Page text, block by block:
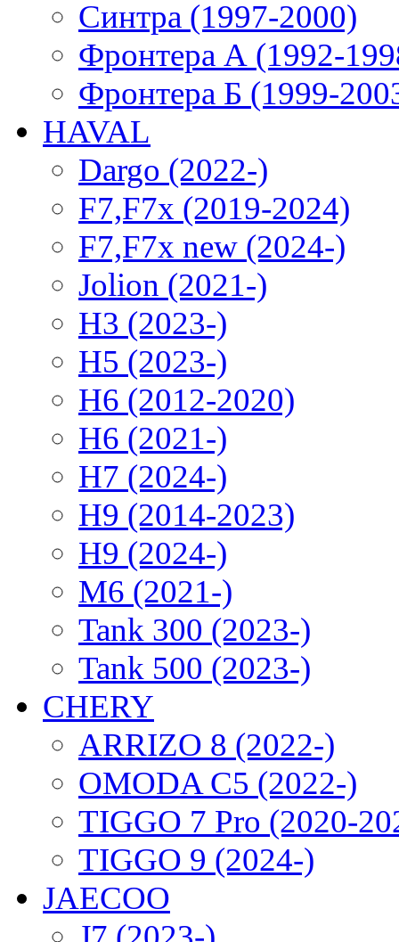
Синтра (1997-2000)
Фронтера А (1992-
Фронтера Б (1999-
HAVAL
Dargo (2022-)
F7,F7x (2019-2024)
F7,F7x new (2024-)
Jolion (2021-)
H3 (2023-)
H5 (2023-)
H6 (2012-2020)
H6 (2021-)
H7 (2024-)
H9 (2014-2023)
H9 (2024-)
M6 (2021-)
Tank 300 (2023-)
Tank 500 (2023-)
CHERY
ARRIZO 8 (2022-)
OMODA C5 (2022-)
TIGGO 7 Pro (2020-
TIGGO 9 (2024-)
JAECOO